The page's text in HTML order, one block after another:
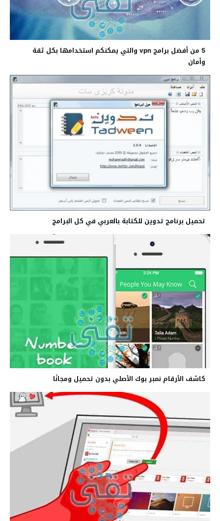
5 من أفضل برامج vpn والتي يمكنكم استخدامها بكل ثقة
وأمان
تحميل برنامج تدوين للكتابة بالعربي في كل البرامج
كاشف الأرقام نمبر بوك الأصلي بدون تحميل ومجانًا